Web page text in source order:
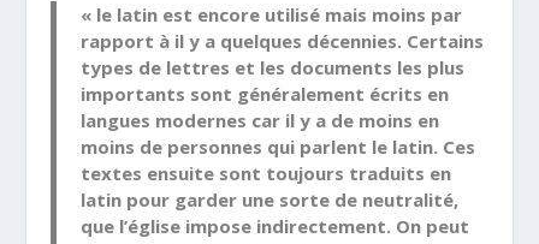
« le latin est encore utilisé mais moins par
rapport à il y a quelques décennies. Certains
types de lettres et les documents les plus
importants sont généralement écrits en
langues modernes car il y a de moins en
moins de personnes qui parlent le latin. Ces
textes ensuite sont toujours traduits en
latin pour garder une sorte de neutralité,
que l’église impose indirectement. On peut